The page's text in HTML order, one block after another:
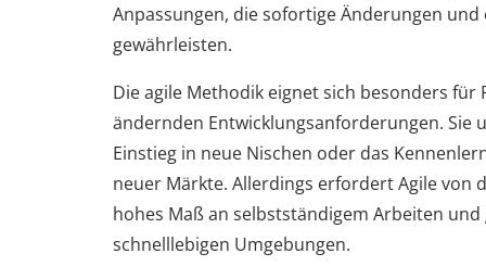
Anpassungen, die sofortige Änderungen und
gewährleisten.
Die agile Methodik eignet sich besonders für
ändernden Entwicklungsanforderungen. Sie
Einstieg in neue Nischen oder das
neuer Märkte. Allerdings erfordert Agile von
hohes Maß an selbstständigem Arbeiten
schnelllebigen Umgebungen.